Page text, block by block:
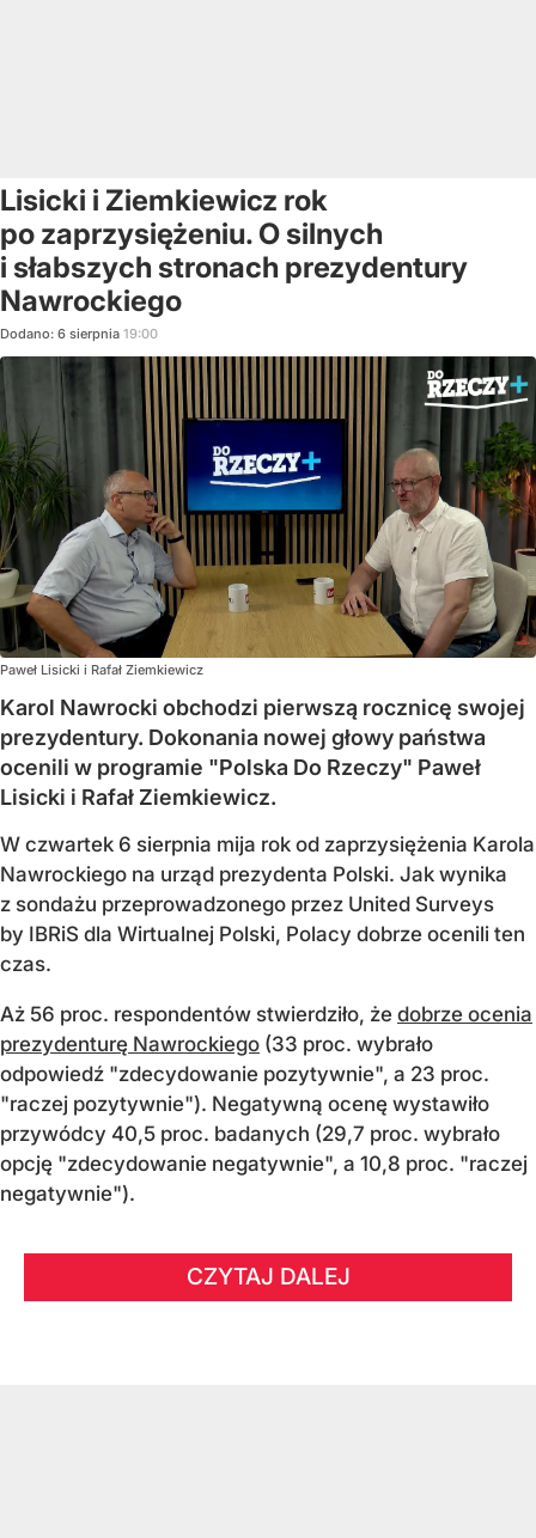
Lisicki i Ziemkiewicz rok
po zaprzysiężeniu. O silnych
i słabszych stronach prezydentury
Nawrockiego
Dodano: 6 sierpnia 19:00
Paweł Lisicki i Rafał Ziemkiewicz
Karol Nawrocki obchodzi pierwszą rocznicę swojej
prezydentury. Dokonania nowej głowy państwa
ocenili w programie "Polska Do Rzeczy" Paweł
Lisicki i Rafał Ziemkiewicz.
W czwartek 6 sierpnia mija rok od zaprzysiężenia Karola
Nawrockiego na urząd prezydenta Polski. Jak wynika
z sondażu przeprowadzonego przez United Surveys
by IBRiS dla Wirtualnej Polski, Polacy dobrze ocenili ten
czas.
Aż 56 proc. respondentów stwierdziło, że dobrze ocenia
prezydenturę Nawrockiego (33 proc. wybrało
odpowiedź "zdecydowanie pozytywnie", a 23 proc.
"raczej pozytywnie"). Negatywną ocenę wystawiło
przywódcy 40,5 proc. badanych (29,7 proc. wybrało
opcję "zdecydowanie negatywnie", a 10,8 proc. "raczej
negatywnie").
CZYTAJ DALEJ